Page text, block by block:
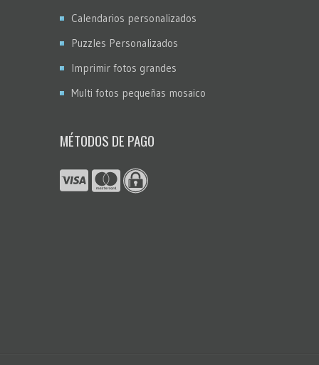
Calendarios personalizados
Puzzles Personalizados
Imprimir fotos grandes
Multi fotos pequeñas mosaico
MÉTODOS DE PAGO